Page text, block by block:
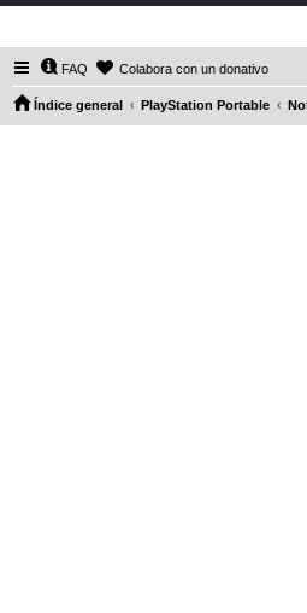
FAQ Colabora con un donativo
Índice general PlayStation Portable